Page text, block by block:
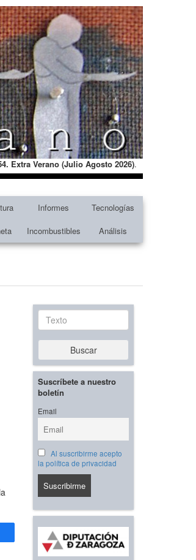
Extra Verano (Julio Agosto 2026).
Informes
Tecnologías
Incombustibles Análisis
Texto
Buscar
Suscríbete a nuestro
boletín
Email
Al suscribirme acepto
la política de privacidad